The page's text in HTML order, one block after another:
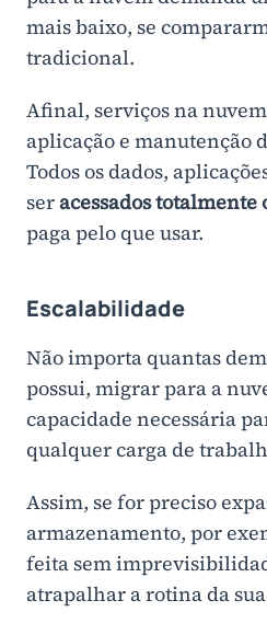
mais baixo, se
tradicional.
Afinal, serviços na
aplicação e manutenção
Todos os dados,
seracessados
paga pelo que usar.
Escalabilidade
Não importa quantas
possui, migrar para a
capacidade necessária
qualquer carga de
Assim, se for preciso
armazenamento, por
feita sem
atrapalhar a rotina da